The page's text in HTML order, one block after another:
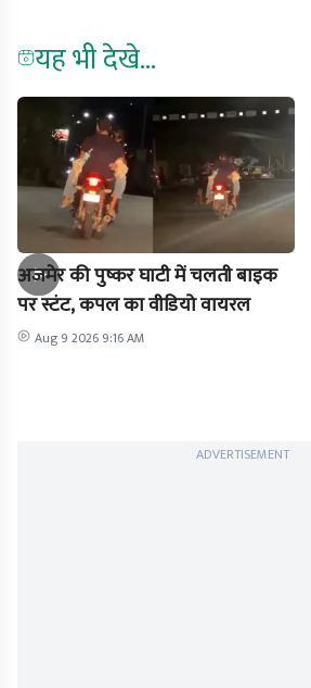
यह भी देखे...
अजमेर की पुष्कर घाटी में चलती बाइक
पर स्टंट, कपल का वीडियो वायरल
Aug 9 2026 9:16 AM
ADVERTISEMENT